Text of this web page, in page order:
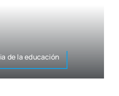
de la edu­ca­ción